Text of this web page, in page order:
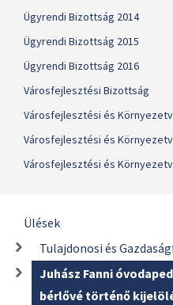
Ügyrendi Bizottság 2014
Ügyrendi Bizottság 2015
Ügyrendi Bizottság 2016
Városfejlesztési Bizottság
Városfejlesztési és
Városfejlesztési és
Városfejlesztési és
Ülések
Tulajdonosi és
Juhász Fanni
bérlővé történő